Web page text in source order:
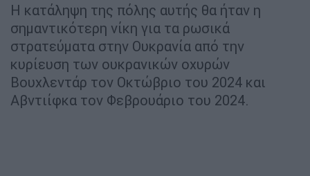
Η κατάληψη της πόλης αυτής θα ήταν η
σημαντικότερη νίκη για τα ρωσικά
στρατεύματα στην Ουκρανία από την
κυρίευση των ουκρανικών οχυρών
Βουχλεντάρ τον Οκτώβριο του 2024 και
Αβντιίφκα τον Φεβρουάριο του 2024.